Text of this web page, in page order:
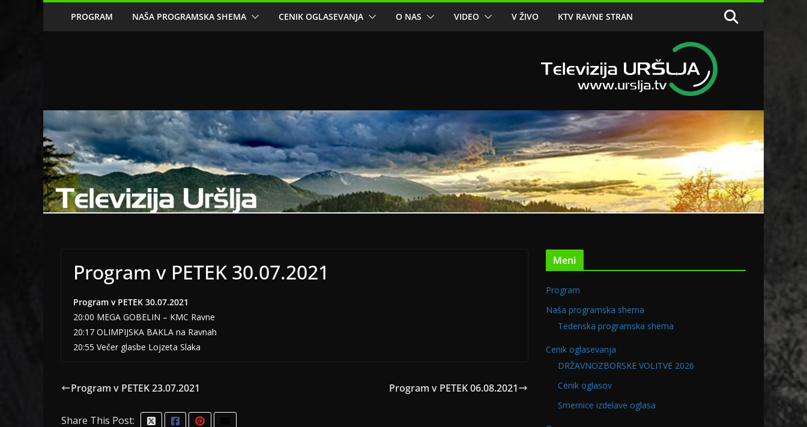
PROGRAM NAŠA PROGRAMSKA SHEMA CENIK OGLASEVANJA O NAS VIDEO V ŽIVO KTV RAVNE STRAN
Program v PETEK 30.07.2021
Program v PETEK 30.07.2021
20:00 MEGA GOBELIN – KMC Ravne
20:17 OLIMPIJSKA BAKLA na Ravnah
20:55 Večer glasbe Lojzeta Slaka
Program v PETEK 23.07.2021 Program v PETEK 06.08.2021
Share This Post:
Meni
Program
Naša programska shema
Tedenska programska shema
Cenik oglasevanja
DRŽAVNOZBORSKE VOLITVE 2026
Cenik oglasov
Smernice izdelave oglasa